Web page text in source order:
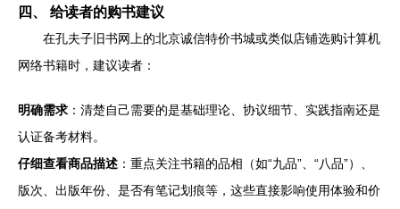
四、 给读者的购书建议
在孔夫子旧书网上的北京诚信特价书城或类似店铺选购计算机
网络书籍时，建议读者：
明确需求 ：清楚自己需要的是基础理论、协议细节、实践指南还是
认证备考材料。
仔细查看商品描述 ：重点关注书籍的品相（如“九品”、“八品”）、
版次、出版年份、是否有笔记划痕等，这些直接影响使用体验和价